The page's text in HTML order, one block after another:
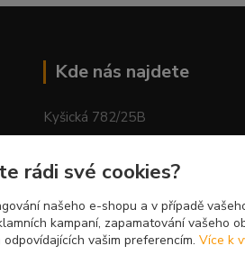
Kde nás najdete
Kyšická 782/25B
rádi své cookies?
našeho e-shopu a v případě
kampaní, zapamatování vašeho
vašim preferencím. Více k